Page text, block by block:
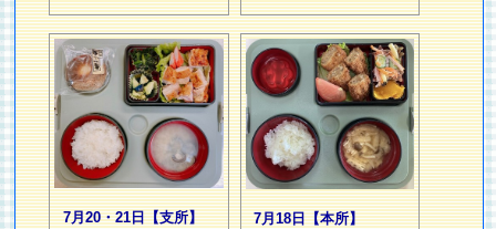
7月20・21日【支所】
7月18日【本所】